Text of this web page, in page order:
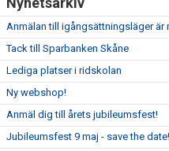
KLUBBSHOP
MEDLEMSKAP
HIPPOCRATES
STÖTTA TORNS
Anmälan till igångsättningsläger är
Tack till Sparbanken Skåne
Lediga platser i ridskolan
Ny webshop!
Anmäl dig till årets jubileumsfest!
Jubileumsfest 9 maj - save the date!